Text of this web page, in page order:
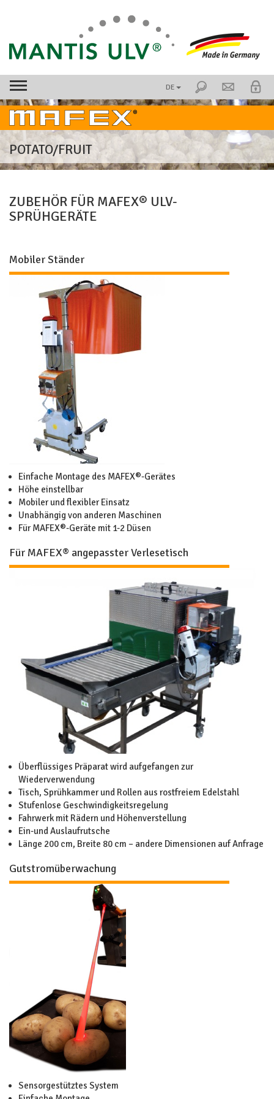
DE
POTATO/FRUIT
ZUBEHÖR FÜR MAFEX® ULV-
SPRÜHGERÄTE
Mobiler Ständer
Einfache Montage des MAFEX®-Gerätes
Höhe einstellbar
Mobiler und flexibler Einsatz
Unabhängig von anderen Maschinen
Für MAFEX®-Geräte mit 1-2 Düsen
Für MAFEX® angepasster Verlesetisch
Überflüssiges Präparat wird aufgefangen zur
Wiederverwendung
Tisch, Sprühkammer und Rollen aus rostfreiem Edelstahl
Stufenlose Geschwindigkeitsregelung
Fahrwerk mit Rädern und Höhenverstellung
Ein-und Auslaufrutsche
Länge 200 cm, Breite 80 cm – andere Dimensionen auf Anfrage
Gutstromüberwachung
Sensorgestütztes System